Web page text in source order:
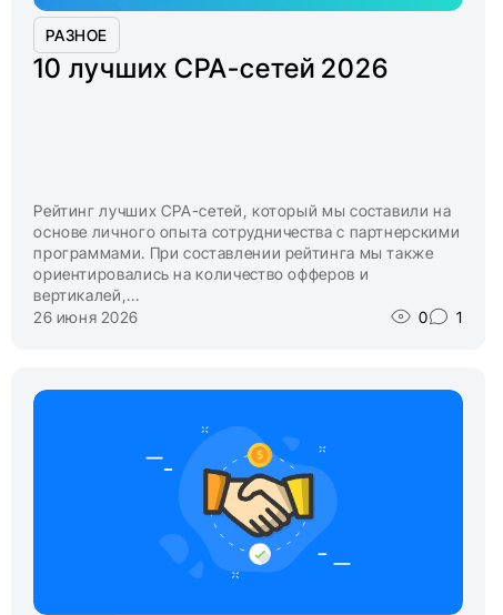
РАЗНОЕ
10 лучших CPA-сетей 2026
Рейтинг лучших CPA-сетей, который мы составили на
основе личного опыта сотрудничества с партнерскими
программами. При составлении рейтинга мы также
ориентировались на количество офферов и
вертикалей,...
26 июня 2026
0 1